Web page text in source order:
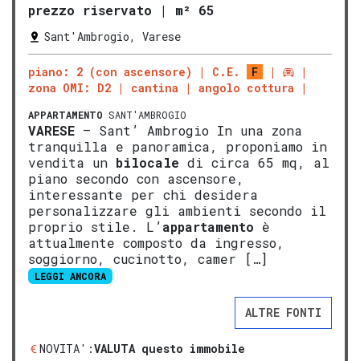
prezzo riservato | m² 65
Sant'Ambrogio, Varese
piano: 2 (con ascensore) C.E.
F
zona OMI: D2
cantina angolo cottura
APPARTAMENTO SANT'AMBROGIO
VARESE – Sant’ Ambrogio In una zona
tranquilla e panoramica, proponiamo in
vendita un bilocale di circa 65 mq, al
piano secondo con ascensore,
interessante per chi desidera
personalizzare gli ambienti secondo il
proprio stile. L’appartamento è
attualmente composto da ingresso,
soggiorno, cucinotto, camer […]
LEGGI ANCORA
ALTRE FONTI
NOVITA':VALUTA questo immobile